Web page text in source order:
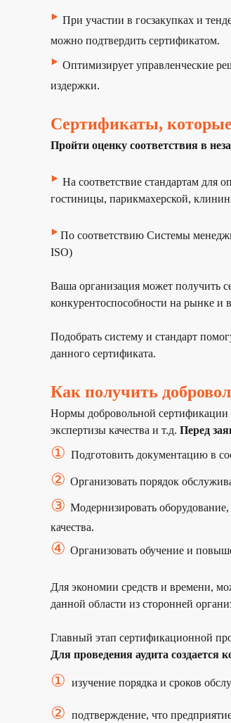
‣ При участии в госзакупках и
можно подтвердить сертификатом.
‣ Оптимизирует управленческие
издержки.
Сертификаты,
Пройти оценку соответствия в
‣ На соответствие стандартам для
гостиницы, парикмахерской,
‣ По соответствию Системы
ISO)
Ваша организация может получить
конкурентоспособности на рынке и
Подобрать систему и стандарт
данного сертификата.
Как получить
Нормы добровольной сертификации
экспертизы качества и т.д. Перед
① Подготовить документацию в
② Организовать порядок
③ Модернизировать оборудование,
качества.
④ Организовать обучение и
Для экономии средств и времени,
данной области из сторонней
Главный этап сертификационной
Для проведения аудита создается
① изучение порядка и сроков
② подтверждение, что